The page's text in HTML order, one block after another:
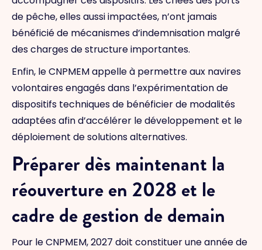
de pêche, elles aussi impactées, n’ont jamais
bénéficié de mécanismes d’indemnisation malgré
des charges de structure importantes.
Enfin, le CNPMEM appelle à permettre aux navires
volontaires engagés dans l’expérimentation de
dispositifs techniques de bénéficier de modalités
adaptées afin d’accélérer le développement et le
déploiement de solutions alternatives.
Préparer dès maintenant la
réouverture en 2028 et le
cadre de gestion de demain
Pour le CNPMEM, 2027 doit constituer une année de